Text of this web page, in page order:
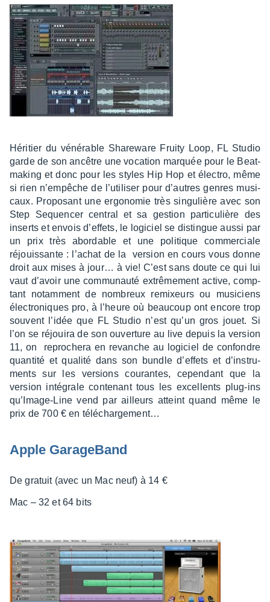
Héri­tier du véné­rable Share­ware Fruity Loop, FL Studio
garde de son ancêtre une voca­tion marquée pour le Beat­
ma­king et donc pour les styles Hip Hop et élec­tro, même
si rien n’em­pêche de l’uti­li­ser pour d’autres genres musi­
caux. Propo­sant une ergo­no­mie très singu­lière avec son
Step Sequen­cer central et sa gestion parti­cu­lière des
inserts et envois d’ef­fets, le logi­ciel se distingue aussi par
un prix très abor­dable et une poli­tique commer­ciale
réjouis­sante : l’achat de la version en cours vous donne
droit aux mises à jour… à vie! C’est sans doute ce qui lui
vaut d’avoir une commu­nauté extrê­me­ment active, comp­
tant notam­ment de nombreux remixeurs ou musi­ciens
élec­tro­niques pro, à l’heure où beau­coup ont encore trop
souvent l’idée que FL Studio n’est qu’un gros jouet. Si
l’on se réjouira de son ouver­ture au live depuis la version
11, on repro­chera en revanche au logi­ciel de confondre
quan­tité et qualité dans son bundle d’ef­fets et d’ins­tru­
ments sur les versions courantes, cepen­dant que la
version inté­grale conte­nant tous les excel­lents plug-ins
qu’Image-Line vend par ailleurs atteint quand même le
prix de 700 € en télé­char­ge­ment…
Apple Gara­ge­Band
De gratuit (avec un Mac neuf) à 14 €
Mac – 32 et 64 bits